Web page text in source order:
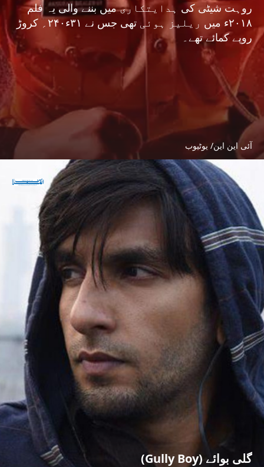
روہت شیٹی کی ہدایتکاری میں بننے والی یہ فلم
۲۰۱۸ء میں ریلیز ہوئی تھی جس نے ۳۱ء۲۴۰؍ کروڑ
روپے کمائے تھے۔
آئی این این/ یوٹیوب
گلی بوائے (Gully Boy)